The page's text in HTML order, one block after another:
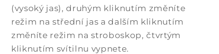
(vysoký jas), druhým kliknutím změníte
režim na střední jas a dalším kliknutím
změníte režim na stroboskop, čtvrtým
kliknutím svítilnu vypnete.